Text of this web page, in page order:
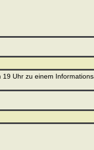
Uhr zu einem